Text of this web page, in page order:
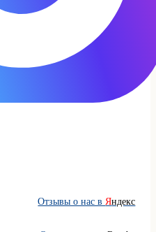
Отзывы о нас вЯндекс